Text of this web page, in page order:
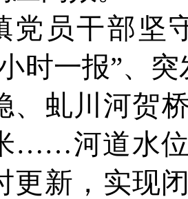
党员干部坚
时一报”、
、虬川河贺
……河道水
更新，实现